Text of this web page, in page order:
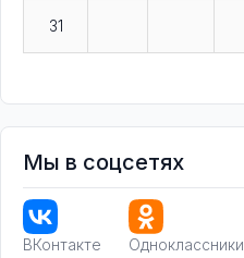
31
Мы в соцсетях
ВКонтакте Одноклассники